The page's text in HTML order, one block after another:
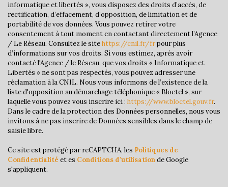
Taxe foncière
39,44 %
Habitants de moins de 25 ans
Habitants de 25 à 55 ans
Habitants de plus de 55 ans
27,10 %
Nombre d'enfants par famille
Familles sans enfant
42,69 %
Familles avec 1 ou 2 enfants
50,23 %
Maisons
68,88 %
Familles avec 3 enfants
informatique et libertés », vous disposez des droits d’accès, de
rectification, d’effacement, d’opposition, de limitation et de
portabilité de vos données. Vous pouvez retirer votre
consentement à tout moment en contactant directement l’Agence
/ Le Réseau. Consultez le sitehttps://cnil.fr/frpour plus
d’informations sur vos droits. Si vous estimez, après avoir
contacté l'Agence / le Réseau, que vos droits « Informatique et
Libertés » ne sont pas respectés, vous pouvez adresser une
réclamation à la CNIL. Nous vous informons de l’existence de la
liste d'opposition au démarchage téléphonique « Bloctel », sur
laquelle vous pouvez vous inscrire ici : https://www.bloctel.gouv.fr.
Dans le cadre de la protection des Données personnelles, nous vous
invitons à ne pas inscrire de Données sensibles dans le champ de
saisie libre.
Ce site est protégé par reCAPTCHA, les Politiques de
Confidentialité et es Conditions d'utilisationde Google
s'appliquent.